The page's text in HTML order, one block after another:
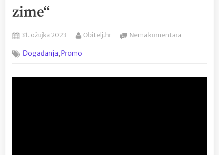
zime“
Posted
31. ožujka 2023 By
Obitelj.hr Nema komentara
mravica“
izbacili
Događanja,Promo